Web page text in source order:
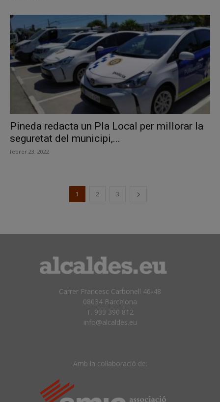
Pineda redacta un Pla Local per millorar la
seguretat del municipi,...
febrer 23, 2022
1 2 3
Carrer Francesc Carbonell 46-48
08034 Barcelona
T. 933 390 812
info@alcaldes.eu
Amb la col·laboració de: